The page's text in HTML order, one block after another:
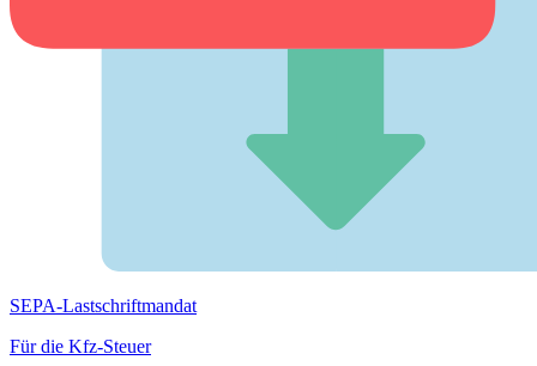
SEPA-Lastschriftmandat
Für die Kfz-Steuer